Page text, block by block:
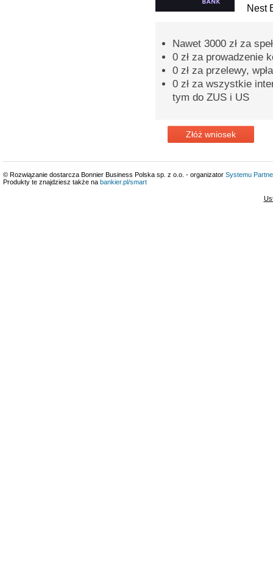
Nest
Nawet 3000 zł za
0 zł za prowadzenie
0 zł za przelewy,
0 zł za wszystkie
tym do ZUS i US
Złóż wniosek
© Rozwiązanie dostarcza Bonnier Business Polska sp. z o.o. - organizator Systemu
Produkty te znajdziesz także na bankier.pl/smart